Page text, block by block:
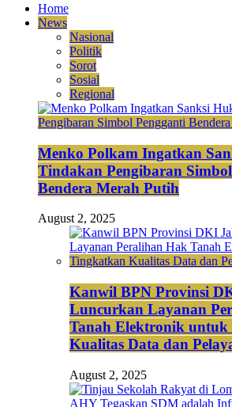
Home
News
Nasional
Politik
Sorot
Sosial
Regional
Menko Polkam Ingatkan
Tindakan Pengibaran
Bendera Merah Putih
August 2, 2025
Kanwil BPN Provinsi
Luncurkan Layanan
Tanah Elektronik
Kualitas Data dan
August 2, 2025